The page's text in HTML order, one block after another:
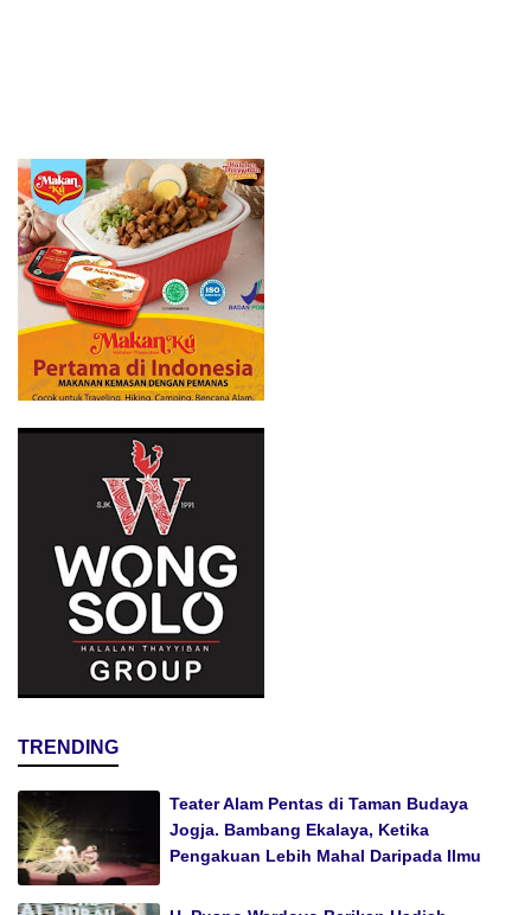
TRENDING
Teater Alam Pentas di Taman Budaya
Jogja. Bambang Ekalaya, Ketika
Pengakuan Lebih Mahal Daripada Ilmu